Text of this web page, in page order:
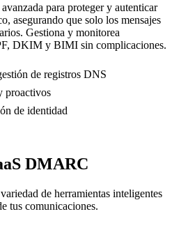
para proteger y autenticar
asegurando que solo los mensajes
Gestiona y monitorea
DKIM y BIMI sin complicaciones.
de registros DNS
proactivos
de identidad
DMARC
de herramientas inteligentes
tus comunicaciones.